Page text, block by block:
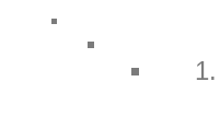
1.